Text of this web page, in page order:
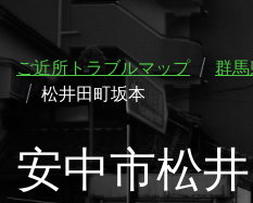
ご近所トラブルマップ 群
松井田町坂本
安中市松